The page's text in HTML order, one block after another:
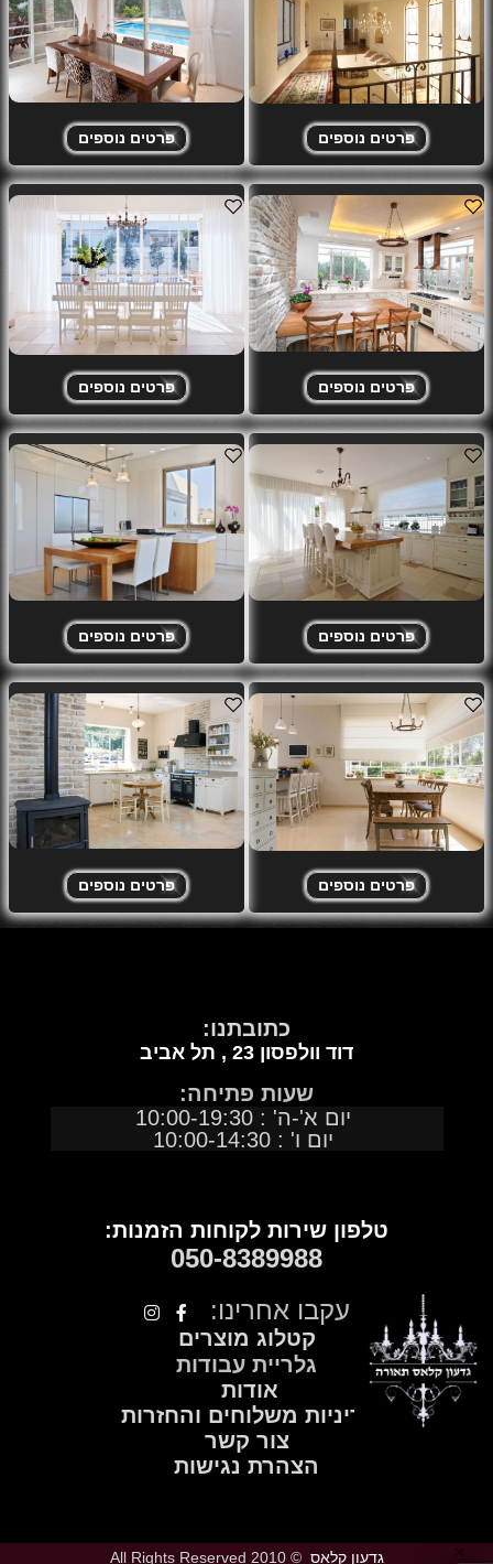
פרטים נוספים פרטים נוספים
פרטים נוספים פרטים נוספים
פרטים נוספים פרטים נוספים
פרטים נוספים פרטים נוספים
כתובתנו:
דוד וולפסון 23 , תל אביב
שעות פתיחה:
יום א'-ה' : 10:00-19:30
יום ו' : 10:00-14:30
טלפון שירות לקוחות הזמנות:
050-8389988
עקבו אחרינו:
קטלוג מוצרים
גלריית עבודות
אודות
מדיניות משלוחים והחזרות
צור קשר
הצהרת נגישות
גדעון קלאס© 2010 All Rights Reserved